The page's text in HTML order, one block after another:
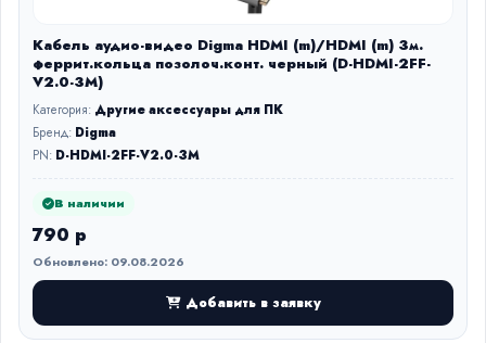
Кабель аудио-видео Digma HDMI (m)/HDMI (m) 3м.
феррит.кольца позолоч.конт. черный (D-HDMI-2FF-
V2.0-3M)
Категория: Другие аксессуары для ПК
Бренд: Digma
PN: D-HDMI-2FF-V2.0-3M
В наличии
790 р
Обновлено: 09.08.2026
Добавить в заявку